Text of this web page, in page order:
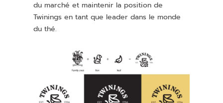
du marché et maintenir la position de
Twinings en tant que leader dans le monde
du thé.